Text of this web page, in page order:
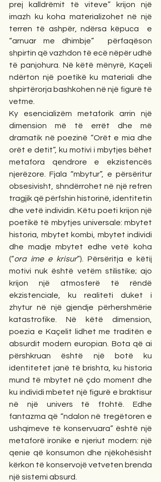
prej kalldrëmit të viteve” krijon një
imazh ku koha materializohet në një
terren të ashpër, ndërsa këpuca  e
“arnuar me dhimbje”  përfaqëson
shpirtin që vazhdon të ecë nëpër udhë
të panjohura. Në këtë mënyrë, Kaçeli
ndërton një poetikë ku materiali dhe
shpirtërorja bashkohen në një figurë të
vetme.
Ky esencializëm metaforik arrin një
dimension më të errët dhe më
dramatik në poezinë “Orët e mia dhe
orët e detit”, ku motivi i mbytjes bëhet
metafora qendrore e ekzistencës
njerëzore. Fjala “mbytur”, e përsëritur
obsesivisht, shndërrohet në një refren
tragjik që përfshin historinë, identitetin
dhe vetë individin. Këtu poeti krijon një
poetikë të mbytjes universale: mbytet
historia, mbytet kombi, mbytet individi
dhe madje mbytet edhe vetë koha
(“ora ime e krisur”). Përsëritja e këtij
motivi nuk është vetëm stilistike; ajo
krijon një atmosferë të rëndë
ekzistenciale, ku realiteti duket i
zhytur në një gjendje përhershmërie
katastrofike. Në këtë dimension,
poezia e Kaçelit lidhet me traditën e
absurdit modern europian. Bota që ai
përshkruan është një botë ku
identitetet janë të brishta, ku historia
mund të mbytet në çdo moment dhe
ku individi mbetet një figurë e braktisur
në një univers të ftohtë. Edhe
fantazma që “ndalon në tregëtoren e
ushqimeve të konservuara” është një
metaforë ironike e njeriut modern: një
qenie që konsumon dhe njëkohësisht
kërkon të konservojë vetveten brenda
një sistemi absurd.